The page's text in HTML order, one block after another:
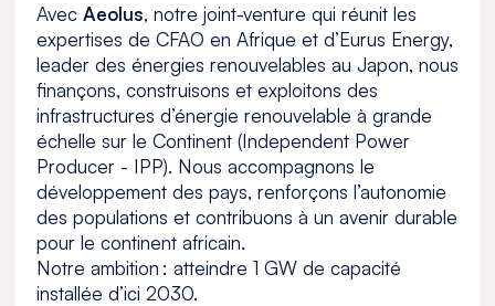
Avec Aeolus, notre joint-venture qui réunit les
expertises de CFAO en Afrique et d’Eurus Energy,
leader des énergies renouvelables au Japon, nous
finançons, construisons et exploitons des
infrastructures d’énergie renouvelable à grande
échelle sur le Continent (Independent Power
Producer - IPP). Nous accompagnons le
développement des pays, renforçons l’autonomie
des populations et contribuons à un avenir durable
pour le continent africain.
Notre ambition : atteindre 1 GW de capacité
installée d’ici 2030.